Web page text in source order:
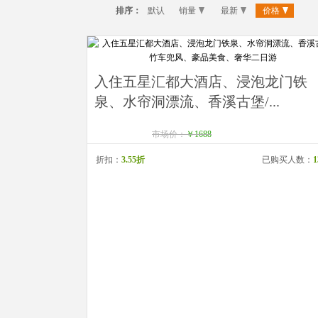
排序： 默认 销量 最新 价格
入住五星汇都大酒店、浸泡龙门铁
泉、水帘洞漂流、香溪古堡/...
市场价：￥1688
折扣： 3.55折 已购买人数：